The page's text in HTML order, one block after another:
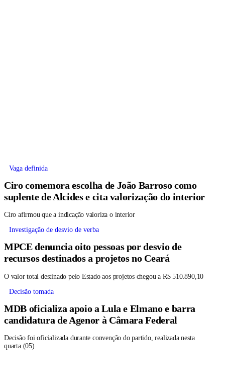
Vaga definida
Ciro comemora escolha de João Barroso como
suplente de Alcides e cita valorização do interior
Ciro afirmou que a indicação valoriza o interior
Investigação de desvio de verba
MPCE denuncia oito pessoas por desvio de
recursos destinados a projetos no Ceará
O valor total destinado pelo Estado aos projetos chegou a R$ 510.890,10
Decisão tomada
MDB oficializa apoio a Lula e Elmano e barra
candidatura de Agenor à Câmara Federal
Decisão foi oficializada durante convenção do partido, realizada nesta
quarta (05)